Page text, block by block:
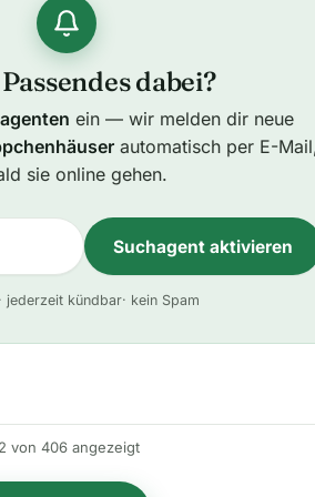
dabei?
ein — wir melden dir neue
automatisch per E-
sie online gehen.
Suchagent aktivieren
t
n
· jederzeit kündbar· kein Spam
von 406 angezeigt